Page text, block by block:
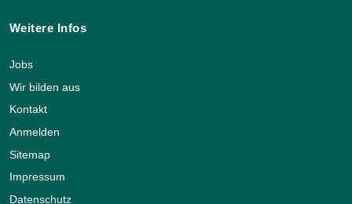
Weitere Infos
Jobs
Wir bilden aus
Kontakt
Anmelden
Sitemap
Impressum
Datenschutz